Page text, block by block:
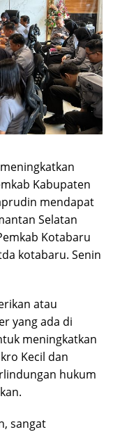
Kabupaten
mendapat
Selatan
Kotabaru
kotabaru. Senin
atau
yang ada di
meningkatkan
Kecil dan
hukum
sangat